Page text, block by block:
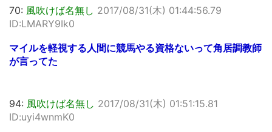
70: 風吹けば名無し 2017/08/31(木) 01:44:56.79
ID:LMARY9Ik0
マイルを軽視する人間に競馬やる資格ないって角居調教師
が言ってた
94: 風吹けば名無し 2017/08/31(木) 01:51:15.81
ID:uyi4wnmK0